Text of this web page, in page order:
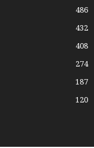
486
432
408
274
187
120